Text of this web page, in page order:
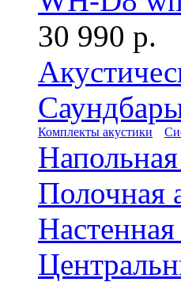
30 990 р.
Комплекты акустики
Полочная
Настенная